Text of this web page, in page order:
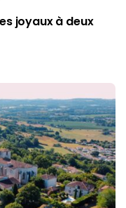
joyaux à deux